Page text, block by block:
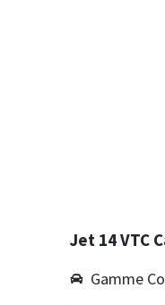
Jet 14 VTC
Gamme